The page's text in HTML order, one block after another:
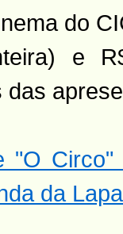
do
e
das
"O
da Lapa